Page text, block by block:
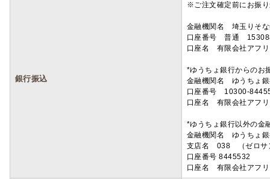
銀行振込
※ご注文確定前にお振
金融機関名 埼玉りそ
口座番号 普通
口座名 有限会社アフ
*ゆうちょ銀行からのお
金融機関名 ゆうちょ
口座番号 10300-
口座名 有限会社アフ
*ゆうちょ銀行以外の金
金融機関名 ゆうちょ
支店名 038 （ゼロサ
口座番号 8445532
口座名 有限会社アフ